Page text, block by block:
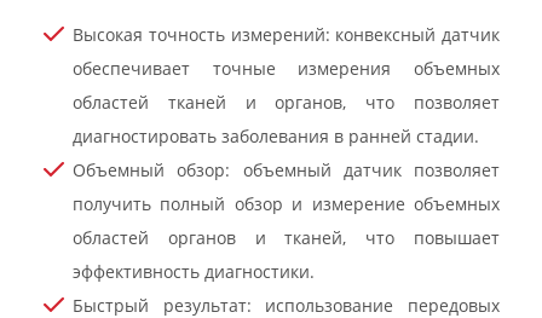
Высокая точность измерений: конвексный датчик
обеспечивает точные измерения объемных
областей тканей и органов, что позволяет
диагностировать заболевания в ранней стадии.
Объемный обзор: объемный датчик позволяет
получить полный обзор и измерение объемных
областей органов и тканей, что повышает
эффективность диагностики.
Быстрый результат: использование передовых